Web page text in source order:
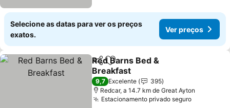
Selecione as datas para ver os preços
exatos.
Ver preços
PartilharAdicionar aos favoritos
Red Barns Bed &
Breakfast
9,7 Excelente
395
Redcar, a 14.7 km de Great Ayton
Estacionamento privado seguro